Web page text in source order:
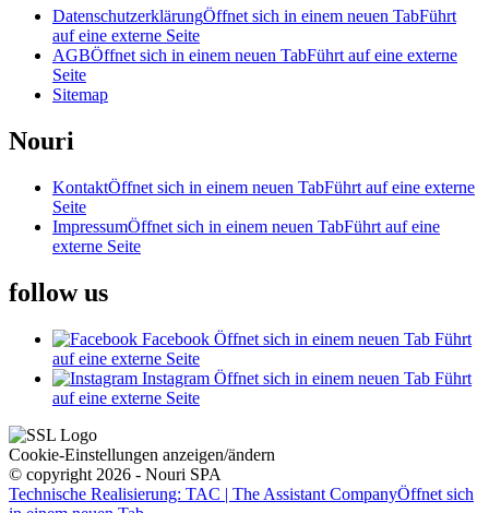
DatenschutzerklärungÖffnet sich in einem neuen TabFührt
auf eine externe Seite
AGBÖffnet sich in einem neuen TabFührt auf eine externe
Seite
Sitemap
Nouri
KontaktÖffnet sich in einem neuen TabFührt auf eine externe
Seite
ImpressumÖffnet sich in einem neuen TabFührt auf eine
externe Seite
follow us
Facebook Öffnet sich in einem neuen Tab Führt
auf eine externe Seite
Instagram Öffnet sich in einem neuen Tab Führt
auf eine externe Seite
Cookie-Einstellungen anzeigen/ändern
© copyright 2026 - Nouri SPA
Technische Realisierung: TAC | The Assistant CompanyÖffnet sich